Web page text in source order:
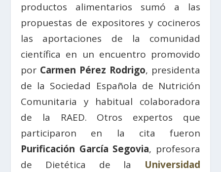
productos alimentarios sumó a las
propuestas de expositores y cocineros
las aportaciones de la comunidad
científica en un encuentro promovido
por Carmen Pérez Rodrigo, presidenta
de la Sociedad Española de Nutrición
Comunitaria y habitual colaboradora
de la RAED. Otros expertos que
participaron en la cita fueron
Purificación García Segovia, profesora
de Dietética de la Universidad